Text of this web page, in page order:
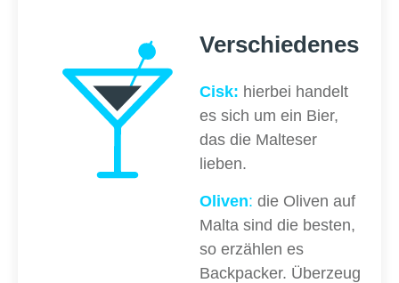
Verschiedenes
Cisk: hierbei handelt
es sich um ein Bier,
das die Malteser
lieben.
Oliven: die Oliven auf
Malta sind die besten,
so erzählen es
Backpacker. Überzeug